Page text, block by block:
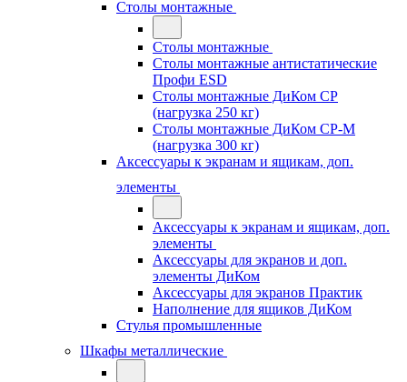
Столы монтажные
Столы монтажные
Столы монтажные антистатические
Профи ESD
Столы монтажные ДиКом СР
(нагрузка 250 кг)
Столы монтажные ДиКом СР-М
(нагрузка 300 кг)
Аксессуары к экранам и ящикам, доп.
элементы
Аксессуары к экранам и ящикам, доп.
элементы
Аксессуары для экранов и доп.
элементы ДиКом
Аксессуары для экранов Практик
Наполнение для ящиков ДиКом
Стулья промышленные
Шкафы металлические